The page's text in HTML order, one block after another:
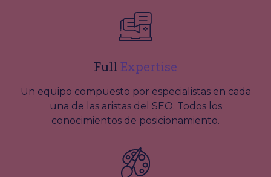
Full Expertise
Un equipo compuesto por especialistas en cada
una de las aristas del SEO. Todos los
conocimientos de posicionamiento.